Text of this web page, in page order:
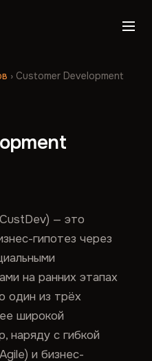
› Customer Development
— это
гипотез через
на ранних этапах
один из трёх
широкой
наряду с гибкой
и бизнес-